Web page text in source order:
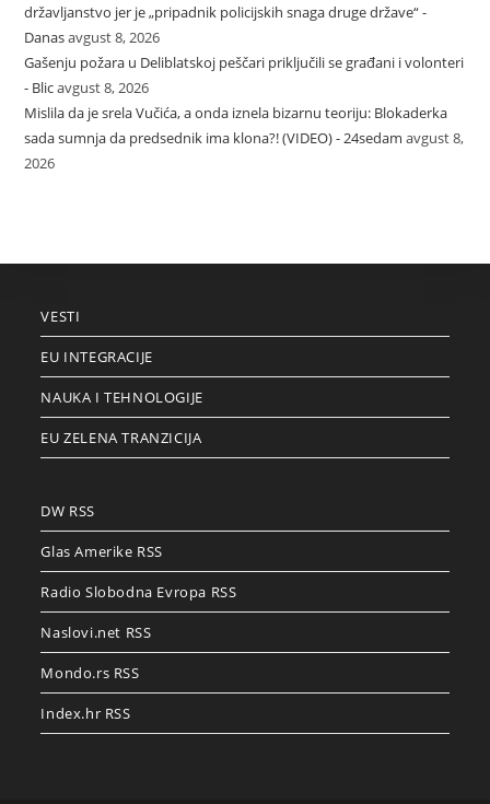
državljanstvo jer je „pripadnik policijskih snaga druge države“ -
Danasavgust 8, 2026
Gašenju požara u Deliblatskoj peščari priključili se građani i volonteri
- Blicavgust 8, 2026
Mislila da je srela Vučića, a onda iznela bizarnu teoriju: Blokaderka
sada sumnja da predsednik ima klona?! (VIDEO) - 24sedam avgust 8,
2026
VESTI
EU INTEGRACIJE
NAUKA I TEHNOLOGIJE
EU ZELENA TRANZICIJA
DW RSS
Glas Amerike RSS
Radio Slobodna Evropa RSS
Naslovi.net RSS
Mondo.rs RSS
Index.hr RSS